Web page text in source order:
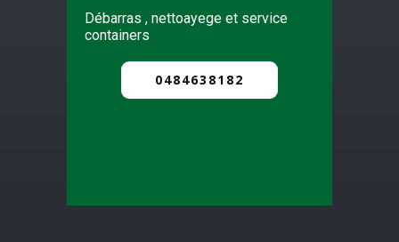
Débarras , nettoayege et service
containers
0484638182